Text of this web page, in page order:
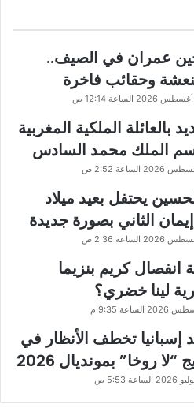
عمران في الصيف..
وحقائب فاخرة
بالعائلة الملكية المغربية
الملك محمد السادس
يحتفل بعيد ميلاد
إيمان الثاني بصورة جديدة
انفصال كريم بنزيما
لينا خضري؟
إسبانيا تخطف الأنظار في
“لا روخا” بمونديال 2026